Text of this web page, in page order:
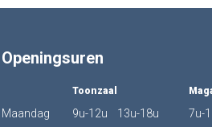
Openingsuren
Maandag
Toonzaal
9u-12u 13u-18u
7u-